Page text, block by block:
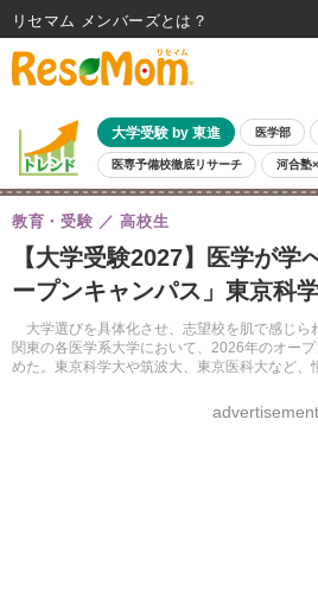
大学受験 by 東進 医学部
医専予備校徹底リサーチ 河合塾
親子で考える大学選び 高校受験 中学受験
共通テスト 夏休み
8月開催イベント・WS 全国公立高校 過去問
自由研究教材（小学生向け） 自由研究教材（中
【大学受験2027】医学が学
ープンキャンパス」東京科
大学選びを具体化させ、志望校を肌で感じら
関東の各医学系大学において、2026年のオー
めた。東京科学大や筑波大、東京医科大など、
教育・受験 高校生
advertisement
リセマム メンバーズ